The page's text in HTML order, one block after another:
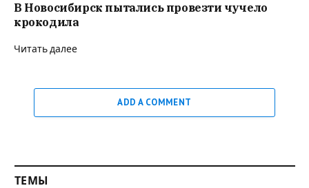
В Новосибирск пытались провезти чучело
крокодила
Читать далее
ADD A COMMENT
ТЕМЫ